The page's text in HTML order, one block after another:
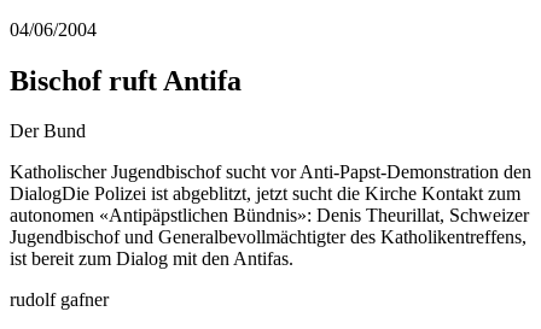
04/06/2004
Bischof ruft Antifa
Der Bund
Katholischer Jugendbischof sucht vor Anti-Papst-Demonstration den
DialogDie Polizei ist abgeblitzt, jetzt sucht die Kirche Kontakt zum
autonomen «Antipäpstlichen Bündnis»: Denis Theurillat, Schweizer
Jugendbischof und Generalbevollmächtigter des Katholikentreffens,
ist bereit zum Dialog mit den Antifas.
rudolf gafner